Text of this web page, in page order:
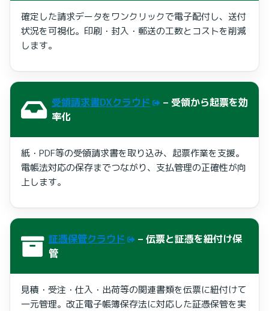
確定した請求データをワンクリックで電子配付し、送付
状況を可視化。印刷・封入・郵送の工数とコストを削減
します。
受領請求書DXクラウド
– 受領から起票を効
率化
紙・PDF等の受領請求書を取り込み、起票作業を支援。
電帳法対応の保存までつながり、支払管理の正確性が向
上します。
証憑保管クラウド
– 伝票と証憑を紐付け保
管
見積・受注・仕入・出荷等の関連書類を伝票に紐付けて
一元管理。改正電子帳簿保存法に対応した証憑保管を実